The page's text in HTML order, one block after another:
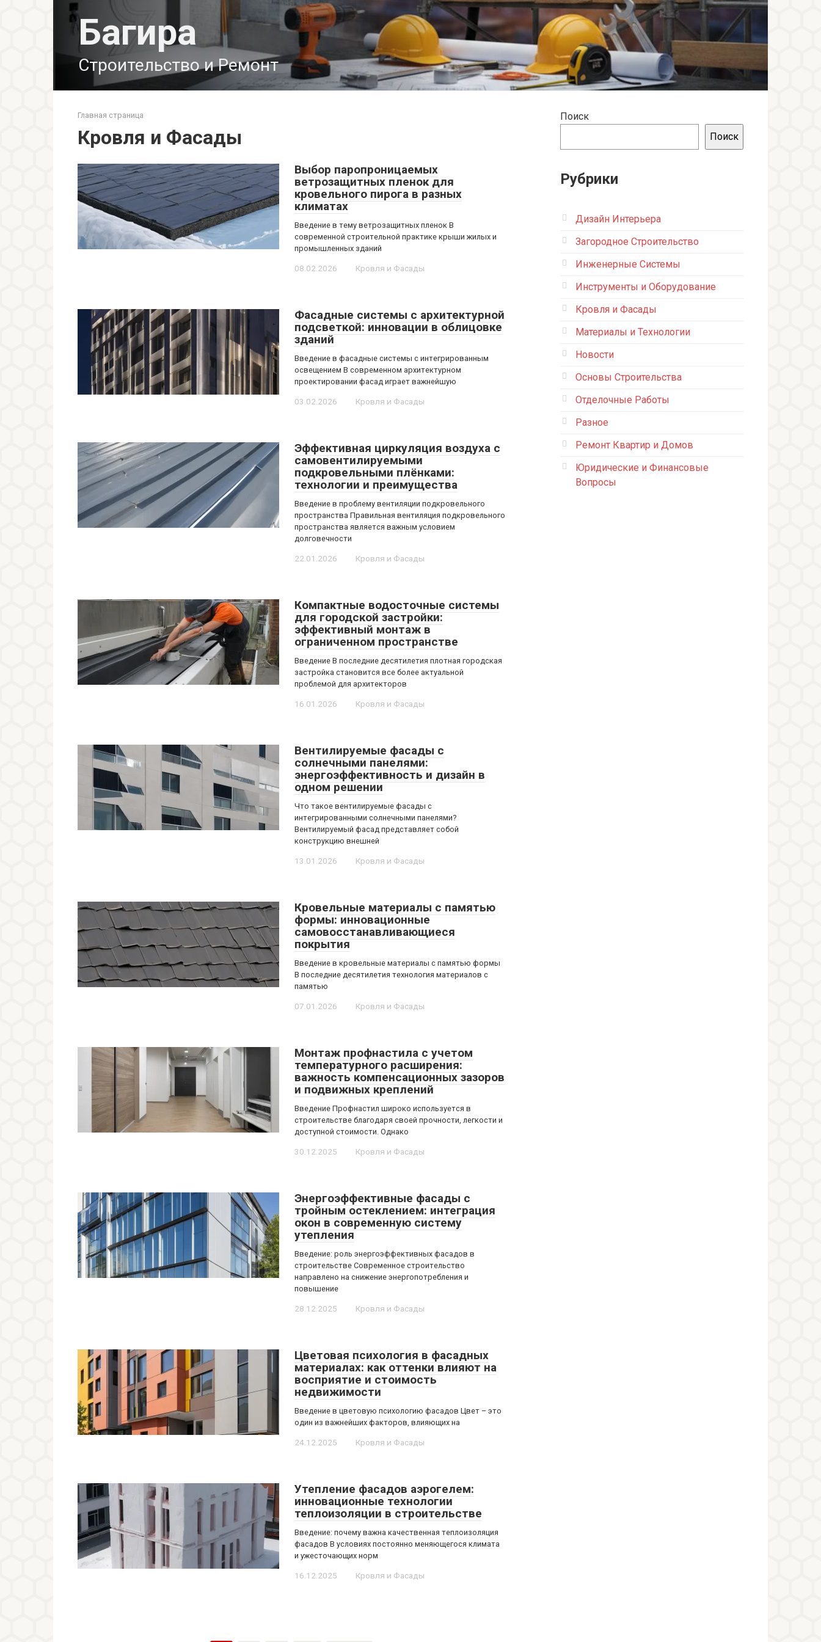
Багира
Строительство и Ремонт
Главная страница
Кровля и Фасады
Выбор паропроницаемых
ветрозащитных пленок для
кровельного пирога в разных
климатах
Введение в тему ветрозащитных пленок В
современной строительной практике крыши жилых и
промышленных зданий
08.02.2026 Кровля и Фасады
Фасадные системы с архитектурной
подсветкой: инновации в облицовке
зданий
Введение в фасадные системы с интегрированным
освещением В современном архитектурном
проектировании фасад играет важнейшую
03.02.2026 Кровля и Фасады
Эффективная циркуляция воздуха с
самовентилируемыми
подкровельными плёнками:
технологии и преимущества
Введение в проблему вентиляции подкровельного
пространства Правильная вентиляция подкровельного
пространства является важным условием
долговечности
22.01.2026 Кровля и Фасады
Компактные водосточные системы
для городской застройки:
эффективный монтаж в
ограниченном пространстве
Введение В последние десятилетия плотная городская
застройка становится все более актуальной
проблемой для архитекторов
16.01.2026 Кровля и Фасады
Вентилируемые фасады с
солнечными панелями:
энергоэффективность и дизайн в
одном решении
Что такое вентилируемые фасады с
интегрированными солнечными панелями?
Вентилируемый фасад представляет собой
конструкцию внешней
13.01.2026 Кровля и Фасады
Кровельные материалы с памятью
формы: инновационные
самовосстанавливающиеся
покрытия
Введение в кровельные материалы с памятью формы
В последние десятилетия технология материалов с
памятью
07.01.2026 Кровля и Фасады
Монтаж профнастила с учетом
температурного расширения:
важность компенсационных зазоров
и подвижных креплений
Введение Профнастил широко используется в
строительстве благодаря своей прочности, легкости и
доступной стоимости. Однако
30.12.2025 Кровля и Фасады
Энергоэффективные фасады с
тройным остеклением: интеграция
окон в современную систему
утепления
Введение: роль энергоэффективных фасадов в
строительстве Современное строительство
направлено на снижение энергопотребления и
повышение
28.12.2025 Кровля и Фасады
Цветовая психология в фасадных
материалах: как оттенки влияют на
восприятие и стоимость
недвижимости
Введение в цветовую психологию фасадов Цвет – это
один из важнейших факторов, влияющих на
24.12.2025 Кровля и Фасады
Утепление фасадов аэрогелем:
инновационные технологии
теплоизоляции в строительстве
Введение: почему важна качественная теплоизоляция
фасадов В условиях постоянно меняющегося климата
и ужесточающих норм
16.12.2025 Кровля и Фасады
Поиск
Поиск
Рубрики
Дизайн Интерьера
Загородное Строительство
Инженерные Системы
Инструменты и Оборудование
Кровля и Фасады
Материалы и Технологии
Новости
Основы Строительства
Отделочные Работы
Разное
Ремонт Квартир и Домов
Юридические и Финансовые
Вопросы